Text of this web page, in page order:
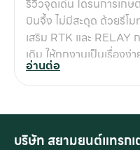
อุตสาหกรรม เช่น✅ งา
เคลียร์พื้นที่✅ งานเกษต
ปรับพื้นที่ทำการเกษตร
วางสายไฟ, งานโยธาต่า
แบคโฮ/แม็คโครอย่างไร
ชื่อเรียกสากล แต่บางครั้
การทำงานในสภาพแวด
รีวิวจุดเด่น โดรนการเก
บินจึ้ง ไม่มีสะดุด ด้วยรีโ
เสริม RTK และ RELAY
เดิม ให้ทุกงานเป็นเรื่อง
ไม่มีผิดหวัง! พ่นฉ่ำ เต็มปร
เวลาน้อยกว่า ทำถึง แม่น
อ่านต่อ
บริษัท สยามยนต์แทรก